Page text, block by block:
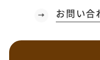
お問い合